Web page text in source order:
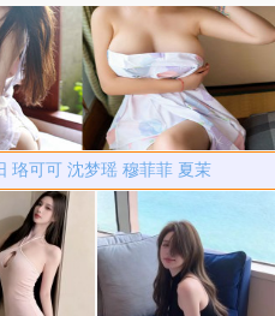
珞可可 沈梦瑶 穆菲菲 夏茉